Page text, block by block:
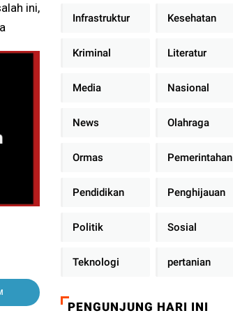
ini,
Infrastruktur Kesehatan
Kriminal Literatur
Media Nasional
News Olahraga
Ormas Pemerintahan
Pendidikan Penghijauan
Politik Sosial
Teknologi pertanian
PENGUNJUNG HARI INI